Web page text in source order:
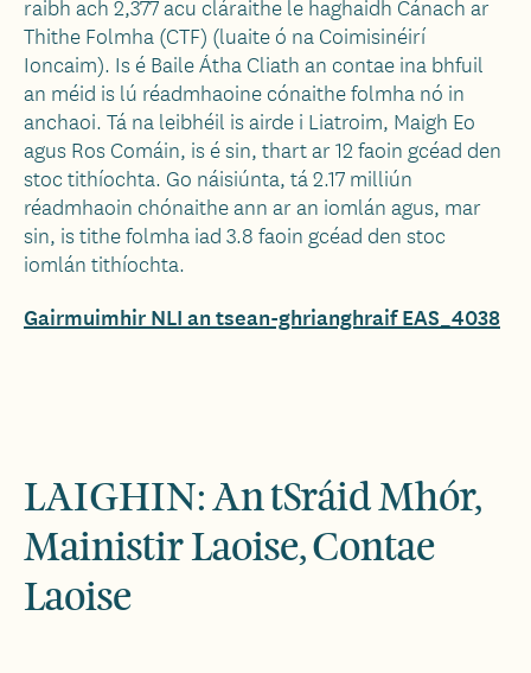
raibh ach 2,377 acu cláraithe le haghaidh Cánach ar
Thithe Folmha (CTF) (luaite ó na Coimisinéirí
Ioncaim). Is é Baile Átha Cliath an contae ina bhfuil
an méid is lú réadmhaoine cónaithe folmha nó in
anchaoi. Tá na leibhéil is airde i Liatroim, Maigh Eo
agus Ros Comáin, is é sin, thart ar 12 faoin gcéad den
stoc tithíochta. Go náisiúnta, tá 2.17 milliún
réadmhaoin chónaithe ann ar an iomlán agus, mar
sin, is tithe folmha iad 3.8 faoin gcéad den stoc
iomlán tithíochta.
Gairmuimhir NLI an tsean-ghrianghraif EAS_4038
LAIGHIN: An tSráid Mhór,
Mainistir Laoise, Contae
Laoise